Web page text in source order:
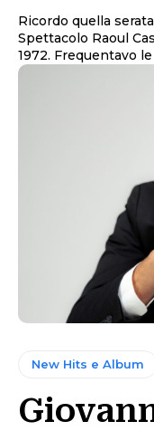
Ricordo quella
Spettacolo Raoul
1972.
New Hits e Album